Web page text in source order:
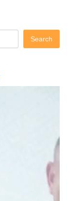
Search